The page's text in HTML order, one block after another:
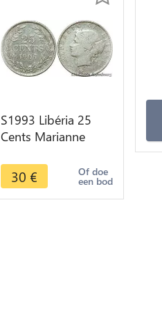
S1993 Libéria 25
Cents Marianne
Faire Offre
30 € Of doe
een bod